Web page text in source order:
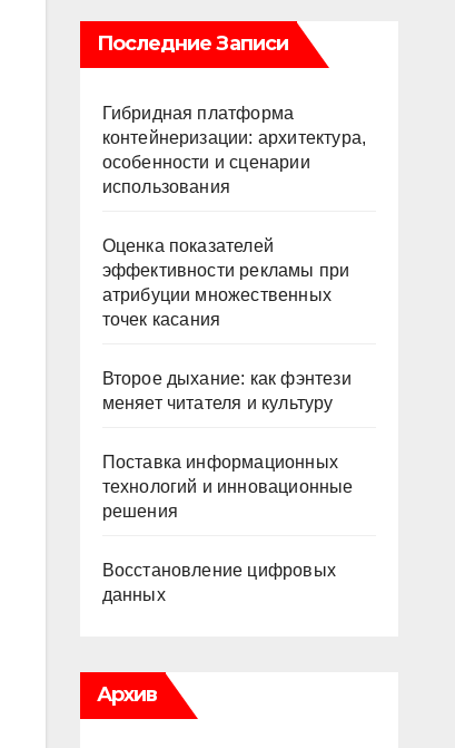
Последние Записи
Гибридная платформа
контейнеризации: архитектура,
особенности и сценарии
использования
Оценка показателей
эффективности рекламы при
атрибуции множественных
точек касания
Второе дыхание: как фэнтези
меняет читателя и культуру
Поставка информационных
технологий и инновационные
решения
Восстановление цифровых
данных
Архив